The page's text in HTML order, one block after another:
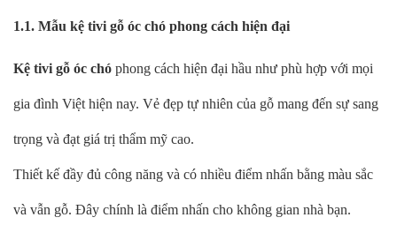
1.1. Mẫu kệ tivi gỗ óc chó phong cách hiện đại
Kệ tivi gỗ óc chó phong cách hiện đại hầu như phù hợp với mọi
gia đình Việt hiện nay. Vẻ đẹp tự nhiên của gỗ mang đến sự sang
trọng và đạt giá trị thẩm mỹ cao.
Thiết kế đầy đủ công năng và có nhiều điểm nhấn bằng màu sắc
và vẫn gỗ. Đây chính là điểm nhấn cho không gian nhà bạn.